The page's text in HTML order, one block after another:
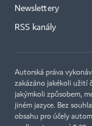
Newslettery
RSS kanály
Autorská práva
zakázáno jakékoli užití
jakýmkoli způsobem,
jiném jazyce. Bez
obsahu pro účely